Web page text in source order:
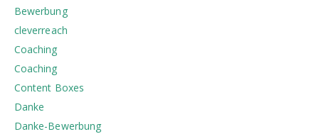
Bewerbung
cleverreach
Coaching
Coaching
Content Boxes
Danke
Danke-Bewerbung